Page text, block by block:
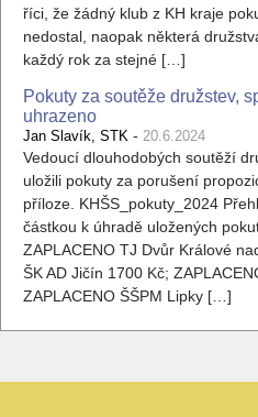
říci, že žádný klub z KH kraje
nedostal, naopak některá
každý rok za stejné […]
Pokuty za soutěže družstev,
uhrazeno
Jan Slavík, STK - 20.6.2024
Vedoucí dlouhodobých soutěží
uložili pokuty za porušení
příloze. KHŠS_pokuty_2024
částkou k úhradě uložených
ZAPLACENO TJ Dvůr Králové
ŠK AD Jičín 1700 Kč;
ZAPLACENO ŠŠPM Lipky […]